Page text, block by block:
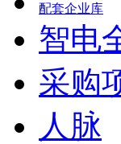
配套企业库
智电
采购
人脉